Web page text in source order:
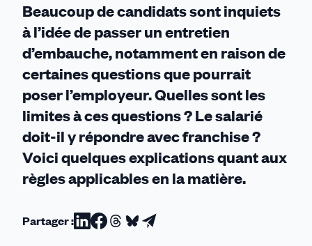
l’entretien
d'embauche
Beaucoup de candidats sont inquiets
à l’idée de passer un entretien
d’embauche, notamment en raison de
certaines questions que pourrait
poser l’employeur. Quelles sont les
limites à ces questions ? Le salarié
doit-il y répondre avec franchise ?
Voici quelques explications quant aux
règles applicables en la matière.
Partager :Partager
Partager
Partager
Partager
Partager